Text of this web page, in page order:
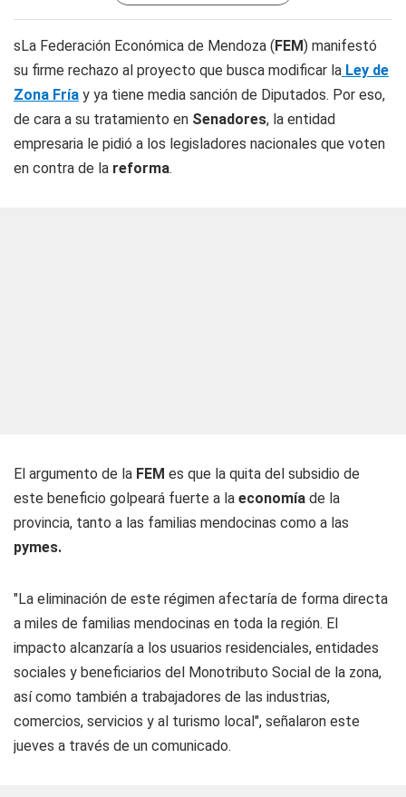
sLa Federación Económica de Mendoza (FEM) manifestó
su firme rechazo al proyecto que busca modificar la Ley de
Zona Fría y ya tiene media sanción de Diputados. Por eso,
de cara a su tratamiento en Senadores, la entidad
empresaria le pidió a los legisladores nacionales que voten
en contra de la reforma.
El argumento de la FEM es que la quita del subsidio de
este beneficio golpeará fuerte a la economía de la
provincia, tanto a las familias mendocinas como a las
pymes.
"La eliminación de este régimen afectaría de forma directa
a miles de familias mendocinas en toda la región. El
impacto alcanzaría a los usuarios residenciales, entidades
sociales y beneficiarios del Monotributo Social de la zona,
así como también a trabajadores de las industrias,
comercios, servicios y al turismo local", señalaron este
jueves a través de un comunicado.